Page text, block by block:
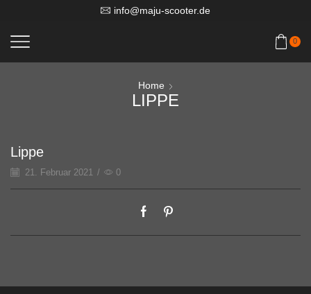
info@maju-scooter.de
0
Home
LIPPE
Lippe
21. Februar 2021 / 0